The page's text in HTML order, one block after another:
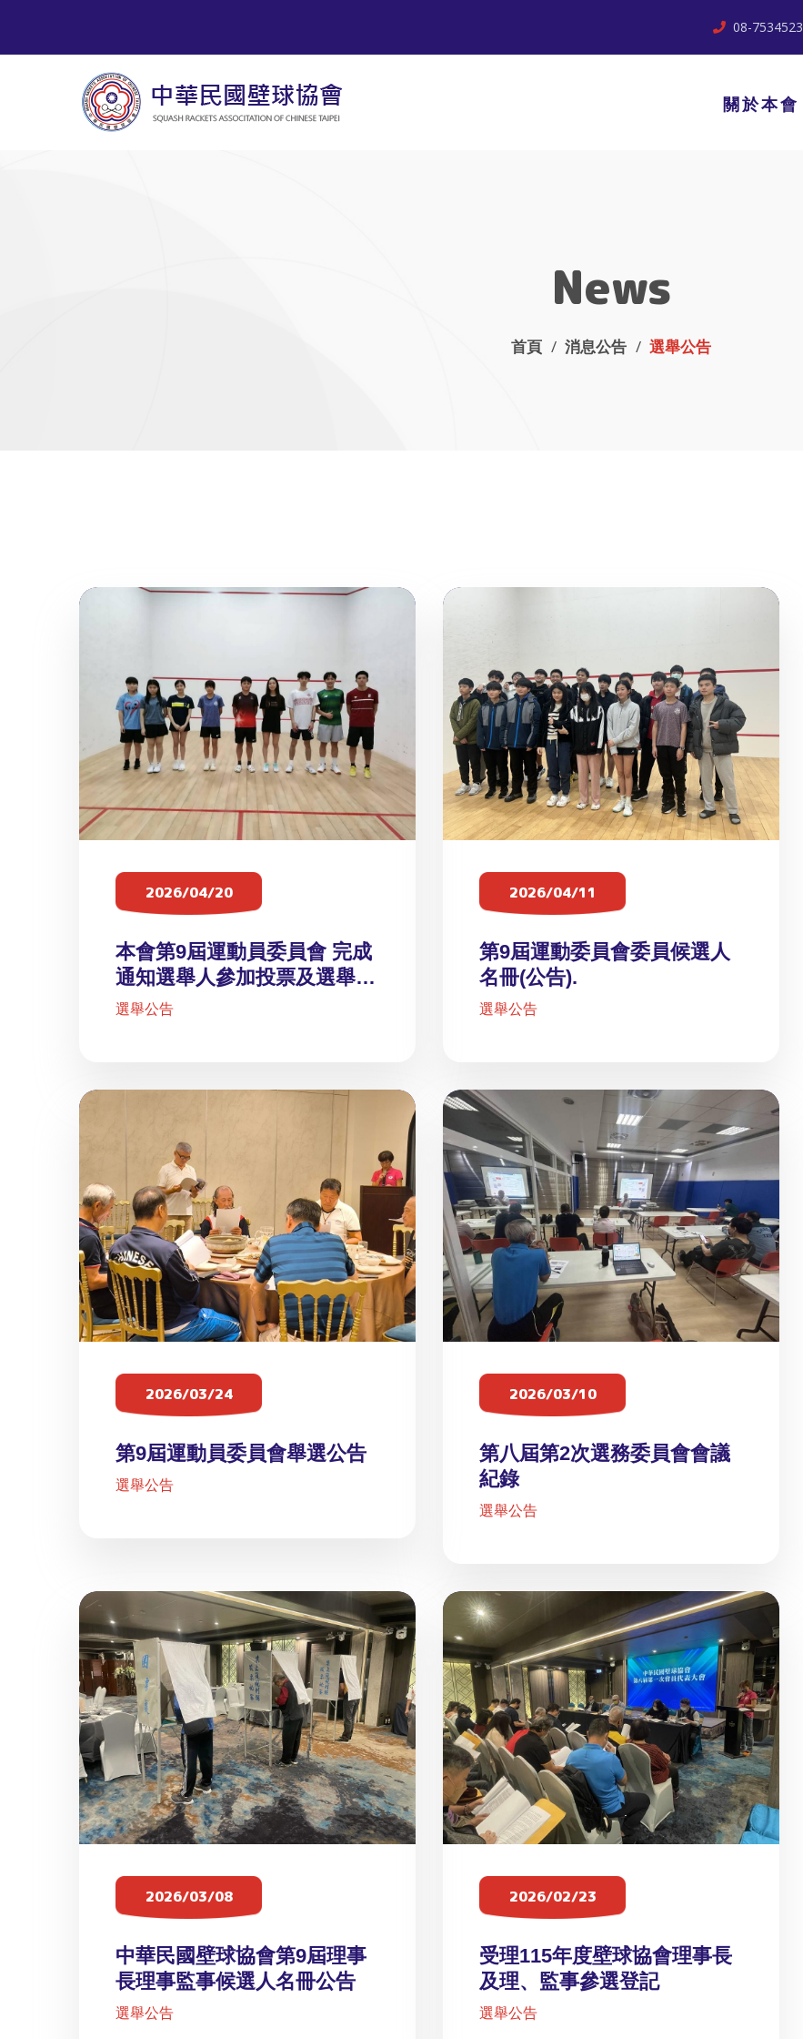
08-7534523
關於本會
News
首頁 消息公告 選舉公告
2026/04/20
本會第9屆運動員委員會 完成
通知選舉人參加投票及選舉總
人數訊息
選舉公告
2026/04/11
第9屆運動委員會委員候選人
名冊(公告).
選舉公告
2026/03/24
第9屆運動員委員會舉選公告
選舉公告
2026/03/10
第八屆第2次選務委員會會議
紀錄
選舉公告
2026/03/08
中華民國壁球協會第9屆理事
長理事監事候選人名冊公告
選舉公告
2026/02/23
受理115年度壁球協會理事長
及理、監事參選登記
選舉公告